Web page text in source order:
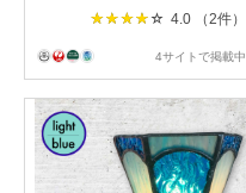
4.0 （2件）
4サイトで掲載中